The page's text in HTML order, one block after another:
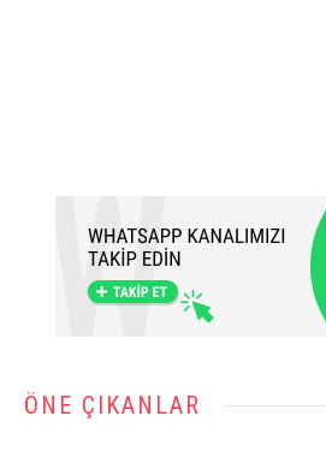
ÖNE ÇIKANLAR